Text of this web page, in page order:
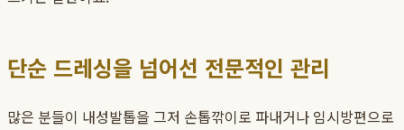
단순 드레싱을 넘어선 전문적인 관리
많은 분들이 내성발톱을 그저 손톱깎이로 파내거나 임시방편으로